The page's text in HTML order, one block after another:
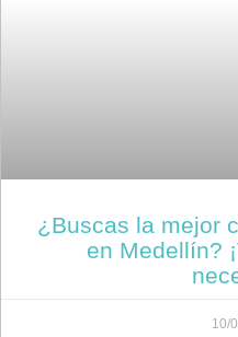
¿Buscas la mejor
en Medellín?
10/